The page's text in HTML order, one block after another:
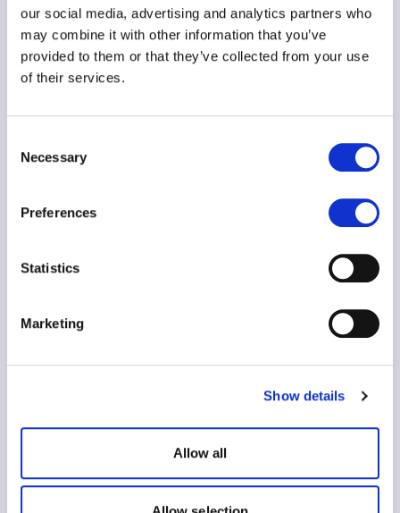
our social media, advertising and analytics partners who
may combine it with other information that you’ve
provided to them or that they’ve collected from your use
of their services.
Selection
Necessary
Preferences
Statistics
Marketing
Show details
Allow all
mBlock 8+ Ücretsiz
arayüzle robotik ve
yapay zeka
Playgrounds
Apple’ın Swift diliyle
bulmaca çözerek
Sanal robotu blok
veya Python ile
Roblox
Lua ile kendi 3D
Kısmen
ücretsiz
Macera oyunu
içinde
yazma